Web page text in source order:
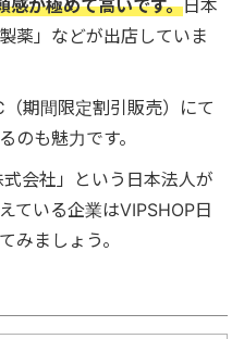
感が極めて高いです。日本
薬」などが出店していま
期間限定割引販売）にて
のも魅力です。
会社」という日本法人が
ている企業はVIPSHOP日
みましょう。